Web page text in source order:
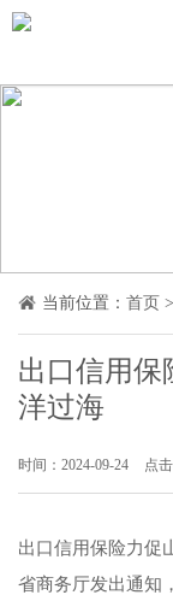
当前位置： 首页
出口信用保
洋过海
时间：2024-09-24 点
出口信用保险力促
省商务厅发出通知